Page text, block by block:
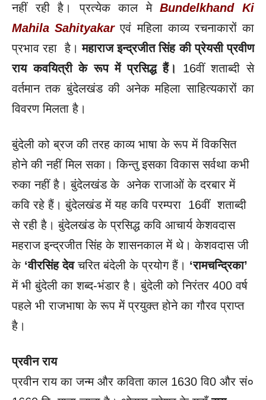
नहीं रही है। प्रत्येक काल मेBundelkhand Ki
Mahila Sahityakarएवं महिला काव्य रचनाकारों का
प्रभाव रहा है।महाराज इन्द्रजीत सिंह की प्रेयसी प्रवीण
राय कवयित्री के रूप में प्रसिद्ध हैं।
16वीं शताब्दी से
वर्तमान तक बुंदेलखंड की अनेक महिला साहित्यकारों का
विवरण मिलता है।
बुंदेली को ब्रज की तरह काव्य भाषा के रूप में विकसित
होने की नहीं मिल सका। किन्तु इसका विकास सर्वथा कभी
रुका नहीं है। बुंदेलखंड के अनेक राजाओं के दरबार में
कवि रहे हैं। बुंदेलखंड में यह कवि परम्परा 16वीं शताब्दी
से रही है। बुंदेलखंड के प्रसिद्ध कवि आचार्य केशवदास
महराज इन्द्रजीत सिंह के शासनकाल में थे। केशवदास जी
के ‘वीरसिंह देवचरित बंदेली के प्रयोग हैं। ‘रामचन्द्रिका’
में भी बुंदेली का शब्द-भंडार है। बुंदेली को निरंतर 400 वर्ष
पहले भी राजभाषा के रूप में प्रयुक्त होने का गौरव प्राप्त
है।
प्रवीन राय
प्रवीन राय का जन्म और कविता काल 1630 वि0 और सं०